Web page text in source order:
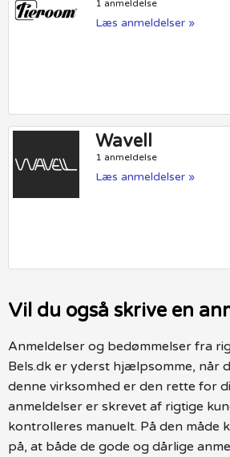
1 anmeldelse
Læs anmeldelser »
Wavell
1 anmeldelse
Læs anmeldelser »
Vil du også skrive en
Anmeldelser og bedømmelser fra
Bels.dk er yderst hjælpsomme, når
denne virksomhed er den rette for
anmeldelser er skrevet af rigtige
kontrolleres manuelt. På den måde
på, at både de gode og dårlige